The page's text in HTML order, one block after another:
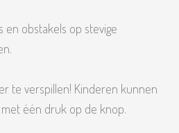
en obstakels op stevige
te verspillen! Kinderen kunnen
één druk op de knop.